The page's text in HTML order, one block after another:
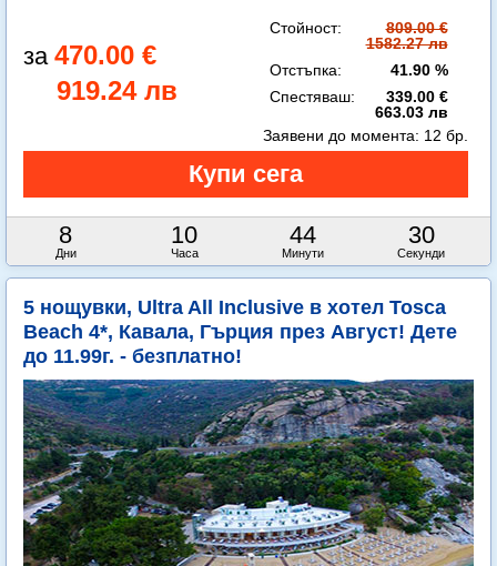
470.00 €
919.24 лв
Стойност:
809.00 €
1582.27 лв
Отстъпка:
41.90 %
Спестяваш:
339.00 €
663.03 лв
8
Дни
10
Часа
44
Минути
29
Секунди
Заявени до момента: 12 бр.
5 нощувки, Ultra All Inclusive в хотел Tosca
Beach 4*, Кавала, Гърция през Август! Дете
до 11.99г. - безплатно!